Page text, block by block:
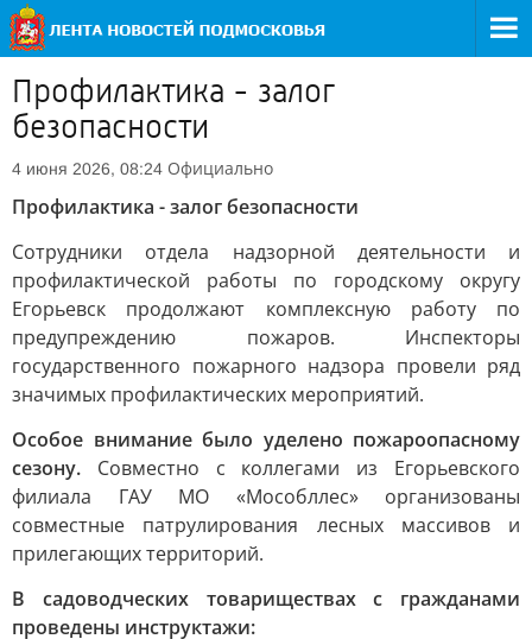
Профилактика - залог
безопасности
4 июня 2026, 08:24 Официально
Профилактика - залог безопасности
Сотрудники отдела надзорной деятельности и
профилактической работы по городскому округу
Егорьевск продолжают комплексную работу по
предупреждению пожаров. Инспекторы
государственного пожарного надзора провели ряд
значимых профилактических мероприятий.
Особое внимание было уделено пожароопасному
сезону. Совместно с коллегами из Егорьевского
филиала ГАУ МО «Мособллес» организованы
совместные патрулирования лесных массивов и
прилегающих территорий.
В садоводческих товариществах с гражданами
проведены инструктажи: